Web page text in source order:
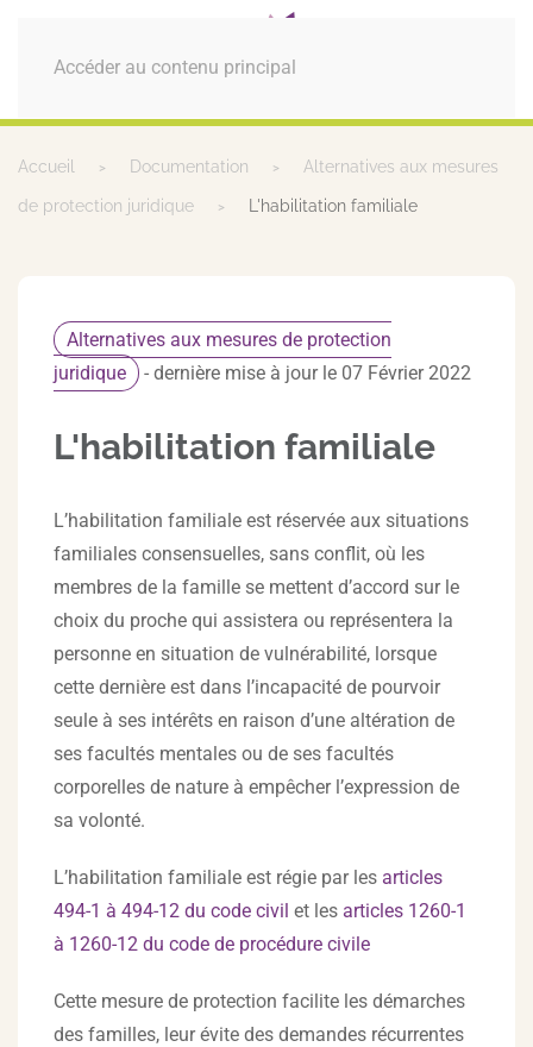
Accéder au contenu principal
MENU
Accueil Documentation Alternatives aux mesures
de protection juridique L'habilitation familiale
Alternatives aux mesures de protection
juridique
- dernière mise à jour le 07 Février 2022
L'habilitation familiale
L’habilitation familiale est réservée aux situations
familiales consensuelles, sans conflit, où les
membres de la famille se mettent d’accord sur le
choix du proche qui assistera ou représentera la
personne en situation de vulnérabilité, lorsque
cette dernière est dans l’incapacité de pourvoir
seule à ses intérêts en raison d’une altération de
ses facultés mentales ou de ses facultés
corporelles de nature à empêcher l’expression de
sa volonté.
L’habilitation familiale est régie par les articles
494-1 à 494-12 du code civil et les articles 1260-1
à 1260-12 du code de procédure civile
Cette mesure de protection facilite les démarches
des familles, leur évite des demandes récurrentes